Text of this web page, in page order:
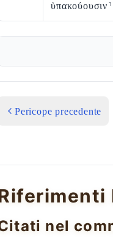
Pericope precedente
nel